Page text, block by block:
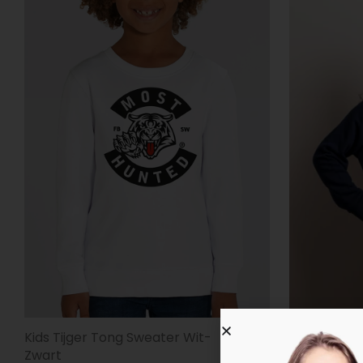
Kids Tijger Tong Sweater Wit-
Zwart
Kids Tijger
Rood